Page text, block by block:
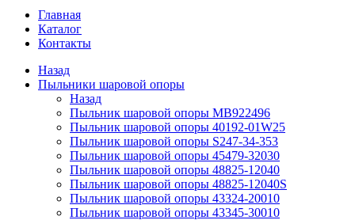
Главная
Каталог
Контакты
Назад
Пыльники шаровой опоры
Назад
Пыльник шаровой опоры MB922496
Пыльник шаровой опоры 40192-01W25
Пыльник шаровой опоры S247-34-353
Пыльник шаровой опоры 45479-32030
Пыльник шаровой опоры 48825-12040
Пыльник шаровой опоры 48825-12040S
Пыльник шаровой опоры 43324-20010
Пыльник шаровой опоры 43345-30010